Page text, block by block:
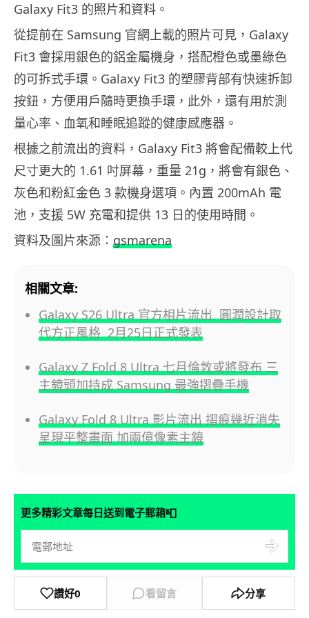
Galaxy Fit3 的照片和資料。
從提前在 Samsung 官網上載的照片可見，Galaxy
Fit3 會採用銀色的鋁金屬機身，搭配橙色或墨綠色
的可拆式手環。Galaxy Fit3 的塑膠背部有快速拆卸
按鈕，方便用戶隨時更換手環，此外，還有用於測
量心率、血氧和睡眠追蹤的健康感應器。
根據之前流出的資料，Galaxy Fit3 將會配備較上代
尺寸更大的 1.61 吋屏幕，重量 21g，將會有銀色、
灰色和粉紅金色 3 款機身選項。內置 200mAh 電
池，支援 5W 充電和提供 13 日的使用時間。
資料及圖片來源： gsmarena
相關文章:
Galaxy S26 Ultra 官方相片流出 圓潤設計取
代方正風格 2月25日正式發表
Galaxy Z Fold 8 Ultra 七月倫敦或將發布 三
主鏡頭加持成 Samsung 最強摺疊手機
Galaxy Fold 8 Ultra 影片流出 摺痕幾近消失
呈現平整畫面 加兩億像素主鏡
更多精彩文章每日送到電子郵箱📮
讚好0 看留言 分享